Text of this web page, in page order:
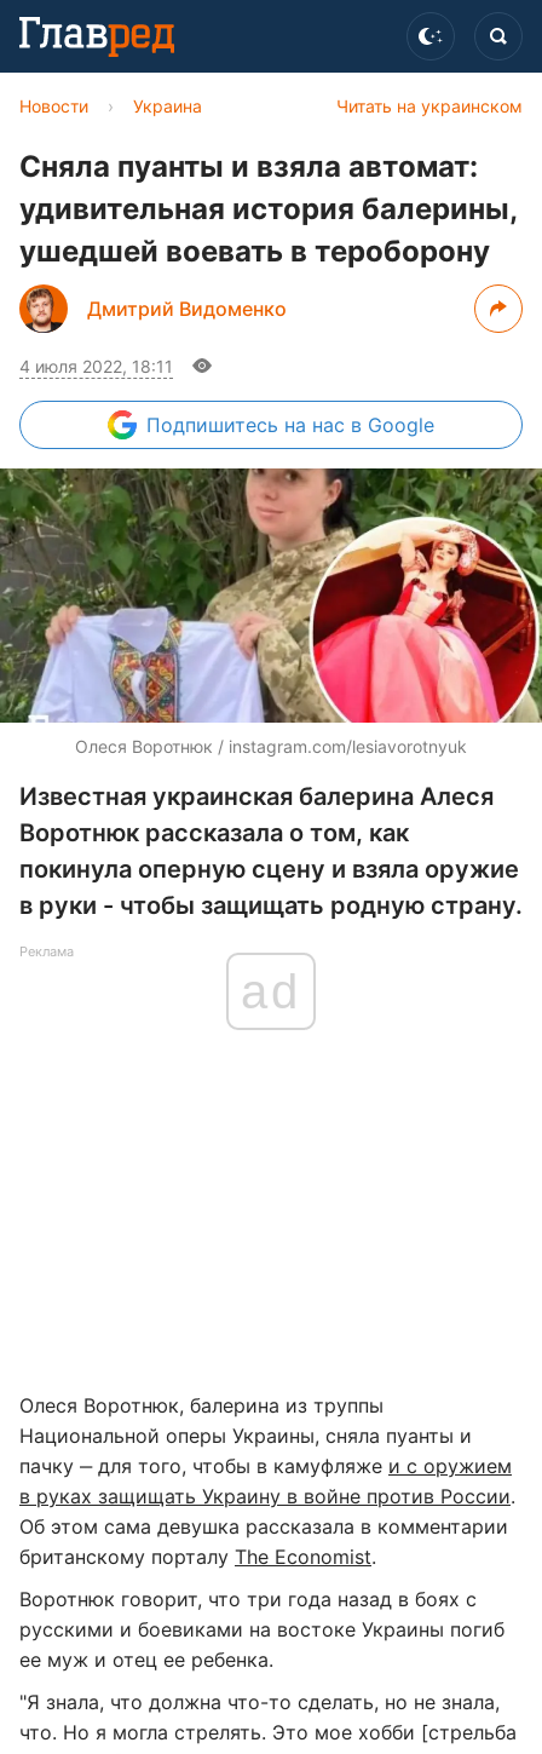
Читать на украинском
Новости › Украина
Сняла пуанты и взяла автомат:
удивительная история балерины,
ушедшей воевать в тероборону
Дмитрий Видоменко
4 июля 2022, 18:11
Подпишитесь на нас в Google
Олеся Воротнюк / instagram.com/lesiavorotnyuk
Известная украинская балерина Алеся
Воротнюк рассказала о том, как
покинула оперную сцену и взяла оружие
в руки - чтобы защищать родную страну.
Реклама
ad
Олеся Воротнюк, балерина из труппы
Национальной оперы Украины, сняла пуанты и
пачку ‒ для того, чтобы в камуфляже и с оружием
в руках защищать Украину в войне против России.
Об этом сама девушка рассказала в комментарии
британскому порталу The Economist.
Воротнюк говорит, что три года назад в боях с
русскими и боевиками на востоке Украины погиб
ее муж и отец ее ребенка.
"Я знала, что должна что-то сделать, но не знала,
что. Но я могла стрелять. Это мое хобби [стрельба